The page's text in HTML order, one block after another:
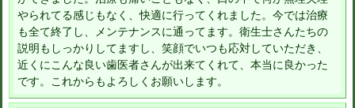
やられてる感じもなく、快適に行ってくれました。今では治療
も全て終了し、メンテナンスに通ってます。衛生士さんたちの
説明もしっかりしてますし、笑顔でいつも応対していただき、
近くにこんな良い歯医者さんが出来てくれて、本当に良かった
です。これからもよろしくお願いします。